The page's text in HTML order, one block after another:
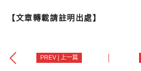
【文章轉載請註明出處】
PREV | 上一篇